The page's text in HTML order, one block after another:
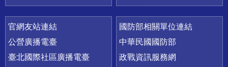
官網友站連結
公營廣播電臺
臺北國際社區廣播電臺
國防部相關單位連結
中華民國國防部
政戰資訊服務網